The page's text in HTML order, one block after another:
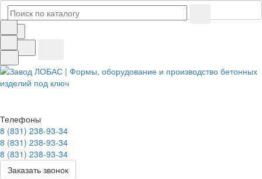
Телефоны
8 (831) 238-93-34
8 (831) 238-93-34
8 (831) 238-93-34
Заказать звонок